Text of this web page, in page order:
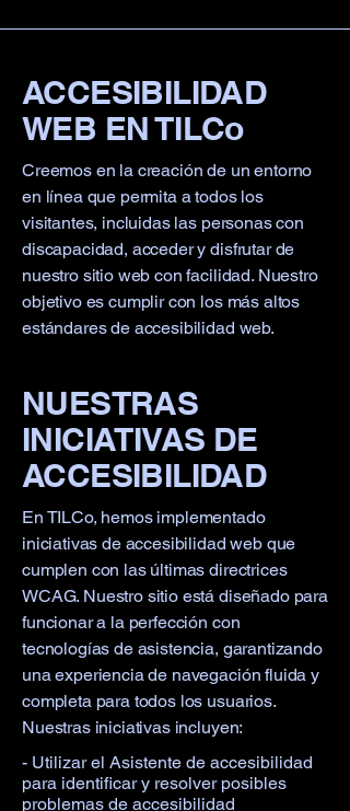
ACCESIBILIDAD
WEB EN TILCo
Creemos en la creación de un entorno
en línea que permita a todos los
visitantes, incluidas las personas con
discapacidad, acceder y disfrutar de
nuestro sitio web con facilidad. Nuestro
objetivo es cumplir con los más altos
estándares de accesibilidad web.
NUESTRAS
INICIATIVAS DE
ACCESIBILIDAD
En TILCo, hemos implementado
iniciativas de accesibilidad web que
cumplen con las últimas directrices
WCAG. Nuestro sitio está diseñado para
funcionar a la perfección con
tecnologías de asistencia, garantizando
una experiencia de navegación fluida y
completa para todos los usuarios.
Nuestras iniciativas incluyen:
- Utilizar el Asistente de accesibilidad
para identificar y resolver posibles
problemas de accesibilidad